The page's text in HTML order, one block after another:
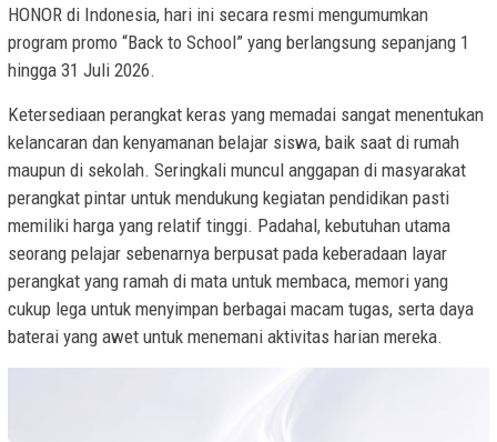
HONOR di Indonesia, hari ini secara resmi mengumumkan
program promo “Back to School” yang berlangsung sepanjang 1
hingga 31 Juli 2026.
Ketersediaan perangkat keras yang memadai sangat menentukan
kelancaran dan kenyamanan belajar siswa, baik saat di rumah
maupun di sekolah. Seringkali muncul anggapan di masyarakat
perangkat pintar untuk mendukung kegiatan pendidikan pasti
memiliki harga yang relatif tinggi. Padahal, kebutuhan utama
seorang pelajar sebenarnya berpusat pada keberadaan layar
perangkat yang ramah di mata untuk membaca, memori yang
cukup lega untuk menyimpan berbagai macam tugas, serta daya
baterai yang awet untuk menemani aktivitas harian mereka.